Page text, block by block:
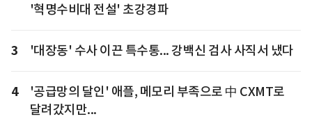
'혁명수비대 전설' 초강경파
3 '대장동' 수사 이끈 특수통... 강백신 검사 사직서 냈다
4
'공급망의 달인' 애플, 메모리 부족으로 中 CXMT로
달려갔지만...